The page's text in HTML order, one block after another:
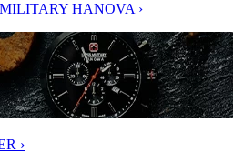
HANOVA ›
›